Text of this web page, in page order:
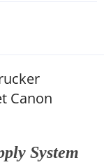
Canon
System